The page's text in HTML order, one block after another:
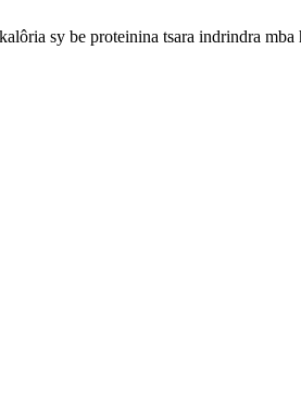
sy be proteinina tsara indrindra